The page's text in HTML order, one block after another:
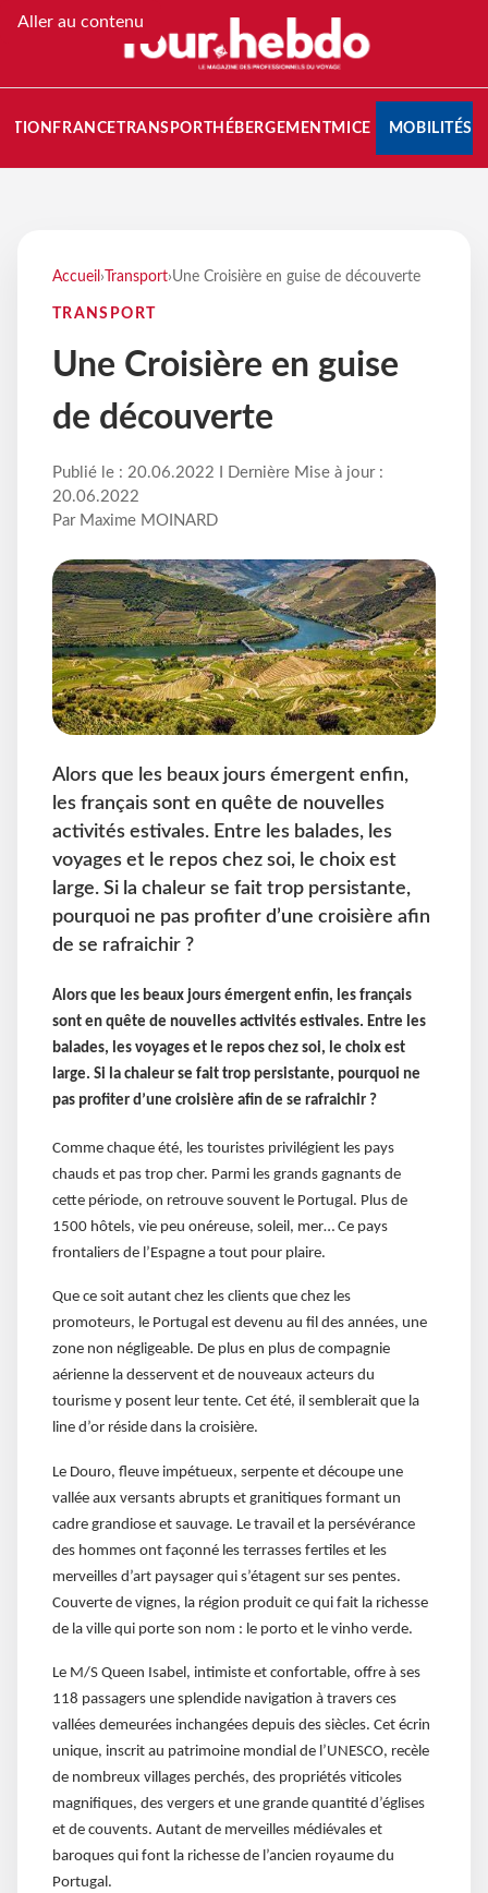
Aller au contenu
FRANCETRANSPORT HÉBERGEMENTMICE MOBILITÉS
Accueil › Transport›Une Croisière en guise de découverte
TRANSPORT
Une Croisière en guise
de découverte
Publié le : 20.06.2022 I Dernière Mise à jour :
20.06.2022
Par Maxime MOINARD
Alors que les beaux jours émergent enfin,
les français sont en quête de nouvelles
activités estivales. Entre les balades, les
voyages et le repos chez soi, le choix est
large. Si la chaleur se fait trop persistante,
pourquoi ne pas profiter d’une croisière afin
de se rafraichir ?
Alors que les beaux jours émergent enfin, les français
sont en quête de nouvelles activités estivales. Entre les
balades, les voyages et le repos chez soi, le choix est
large. Si la chaleur se fait trop persistante, pourquoi ne
pas profiter d’une croisière afin de se rafraichir ?
Comme chaque été, les touristes privilégient les pays
chauds et pas trop cher. Parmi les grands gagnants de
cette période, on retrouve souvent le Portugal. Plus de
1500 hôtels, vie peu onéreuse, soleil, mer… Ce pays
frontaliers de l’Espagne a tout pour plaire.
Que ce soit autant chez les clients que chez les
promoteurs, le Portugal est devenu au fil des années, une
zone non négligeable. De plus en plus de compagnie
aérienne la desservent et de nouveaux acteurs du
tourisme y posent leur tente. Cet été, il semblerait que la
line d’or réside dans la croisière.
Le Douro, fleuve impétueux, serpente et découpe une
vallée aux versants abrupts et granitiques formant un
cadre grandiose et sauvage. Le travail et la persévérance
des hommes ont façonné les terrasses fertiles et les
merveilles d’art paysager qui s’étagent sur ses pentes.
Couverte de vignes, la région produit ce qui fait la richesse
de la ville qui porte son nom : le porto et le vinho verde.
Le M/S Queen Isabel, intimiste et confortable, offre à ses
118 passagers une splendide navigation à travers ces
vallées demeurées inchangées depuis des siècles. Cet écrin
unique, inscrit au patrimoine mondial de l’UNESCO, recèle
de nombreux villages perchés, des propriétés viticoles
magnifiques, des vergers et une grande quantité d’églises
et de couvents. Autant de merveilles médiévales et
baroques qui font la richesse de l’ancien royaume du
Portugal.